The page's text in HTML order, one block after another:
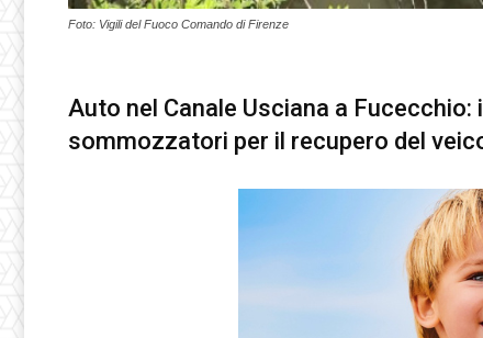
Foto: Vigili del Fuoco Comando di Firenze
Auto nel Canale Usciana a
sommozzatori per il recupero del